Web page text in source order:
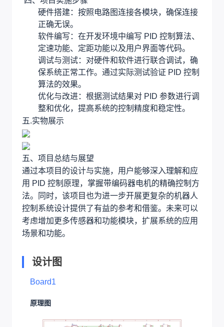
硬件搭建：按照电路图连接各模块，确保连接
正确无误。
软件编写：在开发环境中编写 PID 控制算法、
定速功能、定距功能以及用户界面等代码。
调试与测试：对硬件和软件进行联合调试，确
保系统正常工作。通过实际测试验证 PID 控制
算法的效果。
优化与改进：根据测试结果对 PID 参数进行调
整和优化，提高系统的控制精度和稳定性。
五.实物展示
五、项目总结与展望
通过本项目的设计与实施，用户能够深入理解和应
用 PID 控制原理，掌握带编码器电机的精确控制方
法。同时，该项目也为进一步开展更复杂的机器人
控制系统设计提供了有益的参考和借鉴。未来可以
考虑增加更多传感器和功能模块，扩展系统的应用
场景和功能。
设计图
Board1
原理图